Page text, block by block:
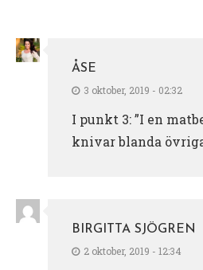
ÅSE
3 oktober, 2019 - 02:32
I punkt 3: ”I en
knivar blanda
BIRGITTA SJÖGREN
2 oktober, 2019 - 12:34